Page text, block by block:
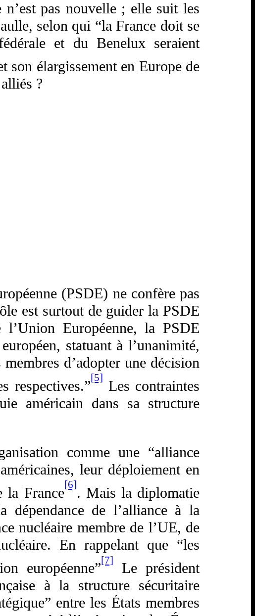
n’est pas nouvelle ; elle suit les
selon qui “la France doit se
et du Benelux seraient
élargissement en Europe de
?
(PSDE) ne confère pas
est surtout de guider la PSDE
Européenne, la PSDE
statuant à l’unanimité,
d’adopter une décision
respectives.”
[5]
Les contraintes
américain dans sa structure
comme une “alliance
leur déploiement en
la France
[6]
. Mais la diplomatie
dépendance de l’alliance à la
nucléaire membre de l’UE, de
En rappelant que “les
européenne”
[7]
Le président
à la structure sécuritaire
entre les États membres